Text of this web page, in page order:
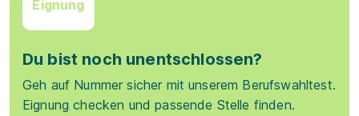
Eignung
Du bist noch unentschlossen?
Geh auf Nummer sicher mit unserem Berufswahltest.
Eignung checken und passende Stelle finden.